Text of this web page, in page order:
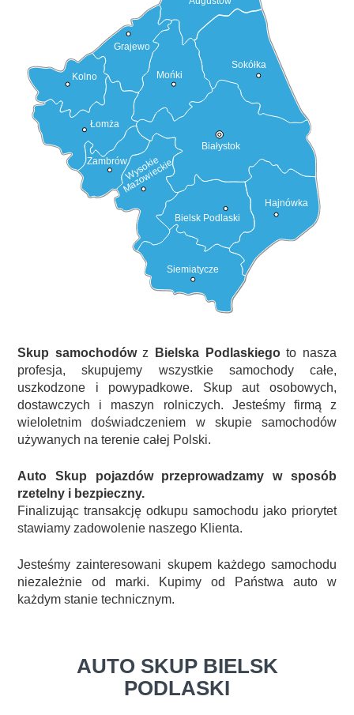
Siemiatycze
Bielsk Podlaski
Hajnówka
Sokółka
Mońki
Grajewo
Kolno
Łomża
ZambrówWysokie
Mazowieckie
Białystok
Skup samochodówz Bielska Podlaskiegoto nasza
profesja, skupujemy wszystkie samochody całe,
uszkodzone i powypadkowe. Skup aut osobowych,
dostawczych i maszyn rolniczych. Jesteśmy firmą z
wieloletnim doświadczeniem w skupie samochodów
używanych na terenie całej Polski.
Auto Skup pojazdów przeprowadzamy w sposób
rzetelny i bezpieczny.
Finalizując transakcję odkupu samochodu jako priorytet
stawiamy zadowolenie naszego Klienta.
Jesteśmy zainteresowani skupem każdego samochodu
niezależnie od marki. Kupimy od Państwa auto w
każdym stanie technicznym.
AUTO SKUP BIELSK
PODLASKI